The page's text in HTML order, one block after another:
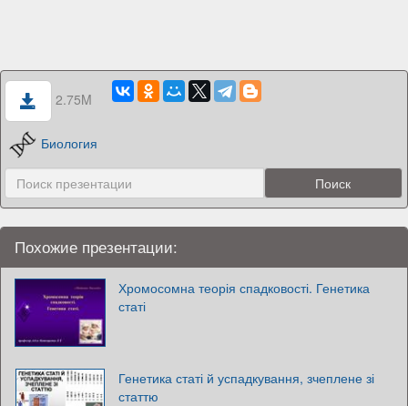
2.75M
Биология
Похожие презентации:
Хромосомна теорія спадковості. Генетика
статі
Генетика статі й успадкування, зчеплене зі
статтю